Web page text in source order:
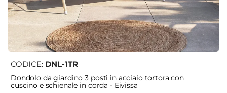
CODICE: DNL-1TR
Dondolo da giardino 3 posti in acciaio tortora con
cuscino e schienale in corda - Eivissa